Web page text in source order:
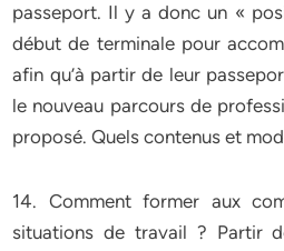
passeport. Il y a donc un «
début de terminale pour
afin qu’à partir de leur
le nouveau parcours de
proposé. Quels contenus et
14. Comment former aux
situations de travail ? Partir